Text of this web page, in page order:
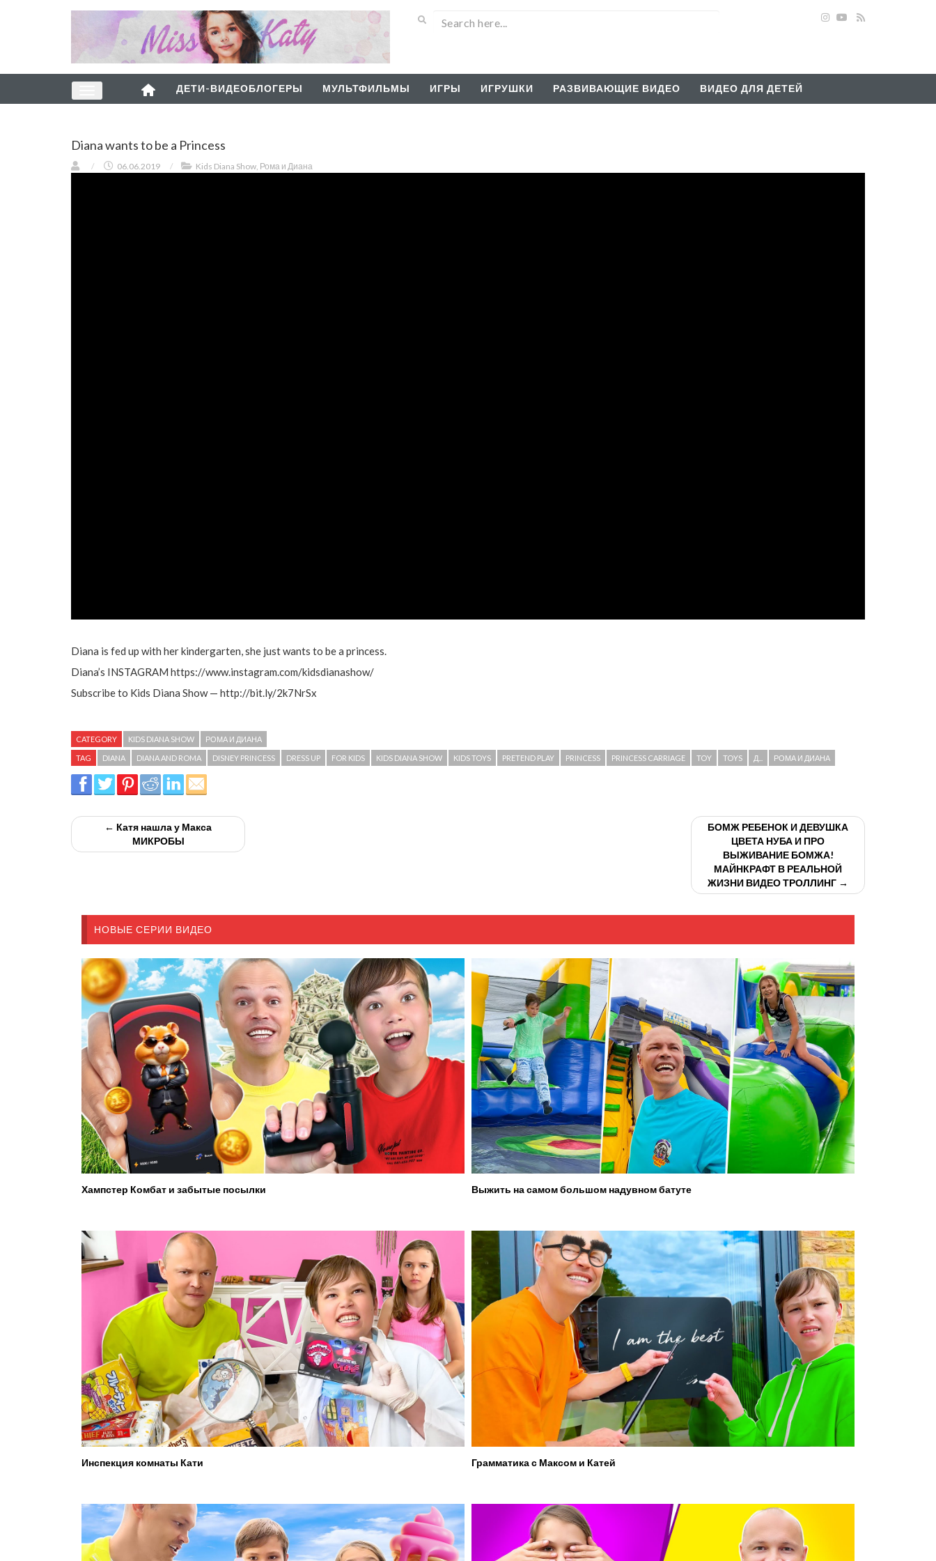
ДЕТИ-ВИДЕОБЛОГЕРЫ МУЛЬТФИЛЬМЫ ИГРЫ ИГРУШКИ РАЗВИВАЮЩИЕ ВИДЕО ВИДЕО ДЛЯ ДЕТЕЙ
Diana wants to be a Princess
/ 06.06.2019 / Kids Diana Show Рома и Диана
Diana is fed up with her kindergarten, she just wants to be a princess.
Diana’s INSTAGRAM https://www.instagram.com/kidsdianashow/
Subscribe to Kids Diana Show — http://bit.ly/2k7NrSx
CATEGORY KIDS DIANA SHOW РОМА И ДИАНА
TAG DIANA DIANA AND ROMA DISNEY PRINCESS DRESS UP FOR KIDS KIDS DIANA SHOW KIDS TOYS PRETEND PLAY PRINCESS PRINCESS CARRIAGE TOY TOYS Д... РОМА И ДИАНА
← Катя нашла у Макса
МИКРОБЫ
БОМЖ РЕБЕНОК И ДЕВУШКА
ЦВЕТА НУБА И ПРО
ВЫЖИВАНИЕ БОМЖА!
МАЙНКРАФТ В РЕАЛЬНОЙ
ЖИЗНИ ВИДЕО ТРОЛЛИНГ →
НОВЫЕ СЕРИИ ВИДЕО
Хампстер Комбат и забытые посылки Выжить на самом большом надувном батуте
Инспекция комнаты Кати Грамматика с Максом и Катей